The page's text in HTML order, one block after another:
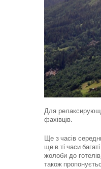
Для
фахівців.
Ще з часів
ще в ті часи
жолоби до
також